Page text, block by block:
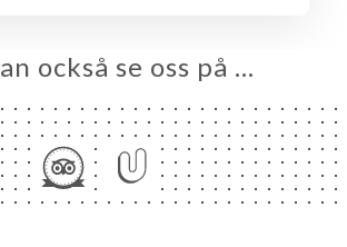
också se oss på …